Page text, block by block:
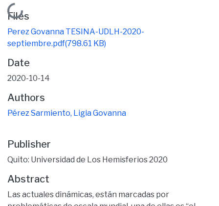
Loading...
Files
Perez Govanna TESINA-UDLH-2020-
septiembre.pdf(798.61 KB)
Date
2020-10-14
Authors
Pérez Sarmiento, Ligia Govanna
Publisher
Quito: Universidad de Los Hemisferios 2020
Abstract
Las actuales dinámicas, están marcadas por